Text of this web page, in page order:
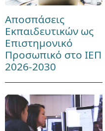
Αποσπάσεις
Εκπαιδευτικών ως
Επιστημονικό
Προσωπικό στο ΙΕΠ
2026-2030